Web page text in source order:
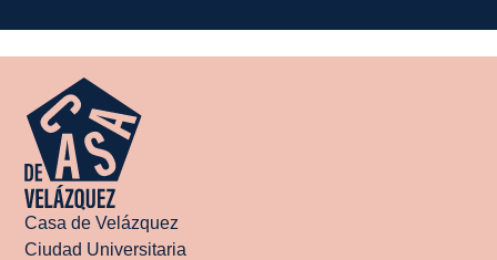
Casa de Velázquez
Ciudad Universitaria